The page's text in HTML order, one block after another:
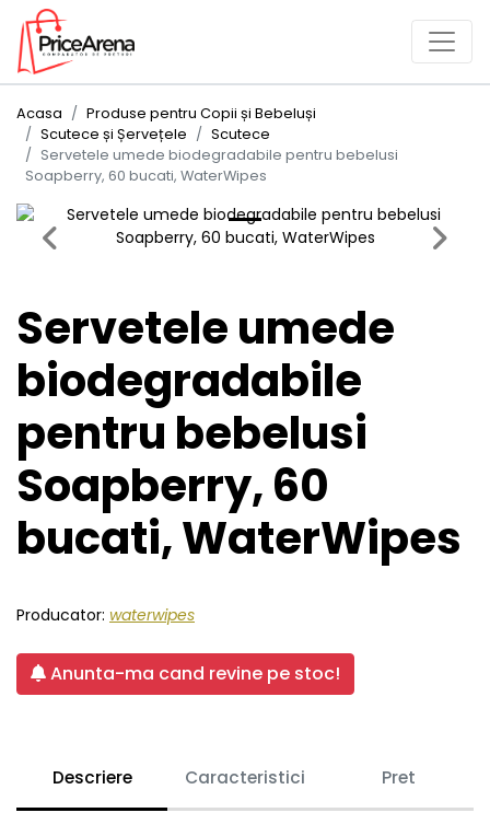
Acasa
Produse pentru Copii și Bebeluși
Scutece și Șervețele
Scutece
Servetele umede biodegradabile pentru bebelusi
Soapberry, 60 bucati, WaterWipes
Previous Next
Servetele umede
biodegradabile
pentru bebelusi
Soapberry, 60
bucati, WaterWipes
Producator: waterwipes
Anunta-ma cand revine pe stoc!
Descriere Caracteristici Pret